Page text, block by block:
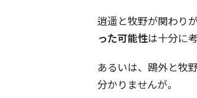
逍遥と牧野が関わり
った可能性は十分に
あるいは、鴎外と牧
分かりませんが。